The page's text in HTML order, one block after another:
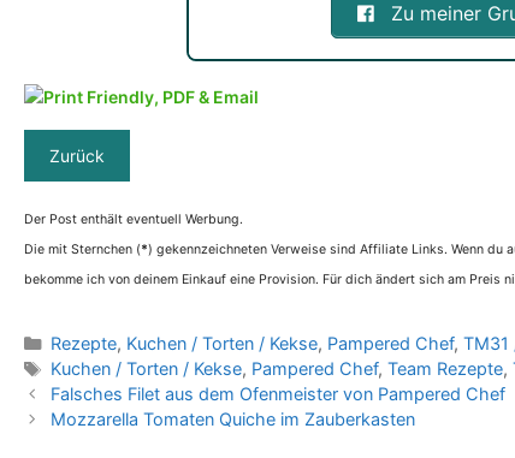
Zu meiner
Der Post enthält eventuell Werbung.
Die mit Sternchen (*) gekennzeichneten Verweise sind Affiliate Links. Wenn du
bekomme ich von deinem Einkauf eine Provision. Für dich ändert sich am Preis
Kategorien
Rezepte, Kuchen / Torten / Kekse, Pampered Chef, TM31
Schlagwörter
Kuchen / Torten / Kekse, Pampered Chef, Team Rezepte,
Falsches Filet aus dem Ofenmeister von Pampered Chef
Mozzarella Tomaten Quiche im Zauberkasten